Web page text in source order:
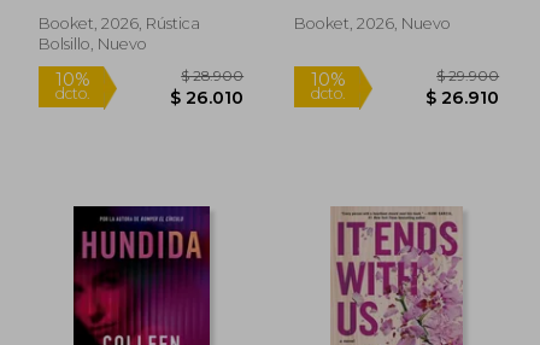
Booket, 2026, Rústica
Bolsillo, Nuevo
Booket, 2026, Nuevo